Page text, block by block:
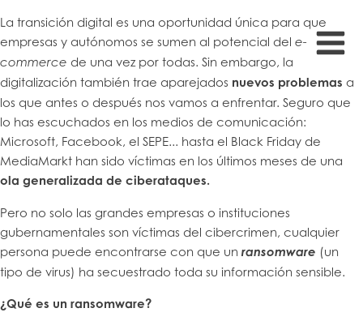
La transición digital es una oportunidad única para que
empresas y autónomos se sumen al potencial del e-
commerce de una vez por todas. Sin embargo, la
digitalización también trae aparejados nuevos problemas a
los que antes o después nos vamos a enfrentar. Seguro que
lo has escuchados en los medios de comunicación:
Microsoft, Facebook, el SEPE... hasta el Black Friday de
MediaMarkt han sido víctimas en los últimos meses de una
ola generalizada de ciberataques.
Pero no solo las grandes empresas o instituciones
gubernamentales son víctimas del cibercrimen, cualquier
persona puede encontrarse con que un ransomware (un
tipo de virus) ha secuestrado toda su información sensible.
¿Qué es un ransomware?